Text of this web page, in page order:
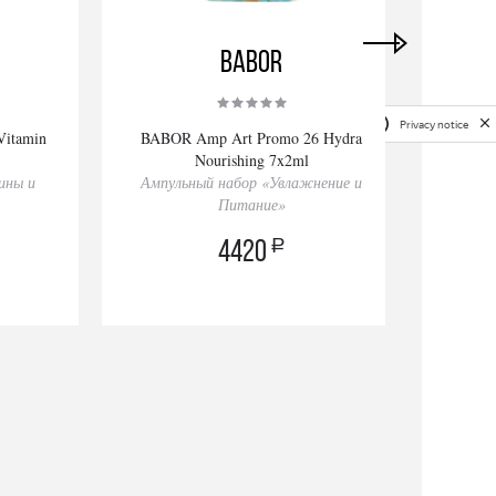
и
BABOR
BABOR Amp Art Promo 26 Hydra
Nourishing 7x2ml
Ампульный набор «Увлажнение и
Питание»
4420 a
Privacy notice